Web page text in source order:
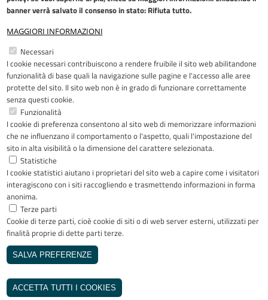
banner verrà salvato il consenso in stato: Rifiuta tutto.
MAGGIORI INFORMAZIONI
Necessari
I cookie necessari contribuiscono a rendere fruibile il sito web abilitandone
funzionalità di base quali la navigazione sulle pagine e l'accesso alle aree
protette del sito. Il sito web non è in grado di funzionare correttamente
senza questi cookie.
Funzionalità
I cookie di preferenza consentono al sito web di memorizzare informazioni
che ne influenzano il comportamento o l'aspetto, quali l'impostazione del
sito in alta visibilità o la dimensione del carattere selezionata.
Statistiche
I cookie statistici aiutano i proprietari del sito web a capire come i visitatori
interagiscono con i siti raccogliendo e trasmettendo informazioni in forma
anonima.
Terze parti
Cookie di terze parti, cioè cookie di siti o di web server esterni, utilizzati per
finalità proprie di dette parti terze.
SALVA PREFERENZE
ACCETTA TUTTI I COOKIES
Restiamo in contatto
FacebookYouTubeLinkedInInstagram
Riconoscimenti
Copyright © 2005-2023 - ASST Papa
Giovanni XXIII - Piazza OMS 1 24127
Bergamo - Tutti i diritti riservati